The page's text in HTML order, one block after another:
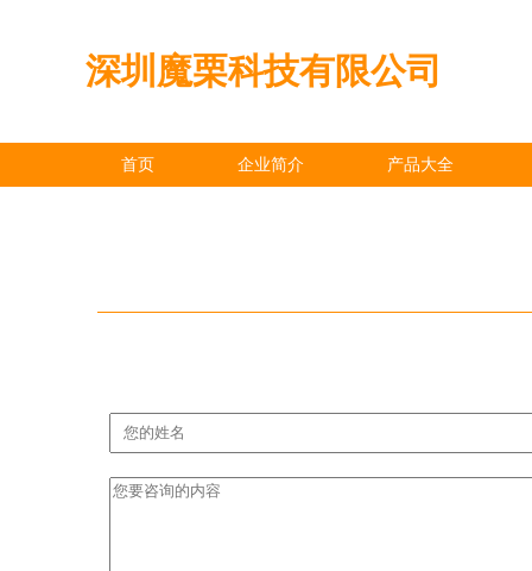
深圳魔栗科技有限公司
首页 企业简介 产品大全